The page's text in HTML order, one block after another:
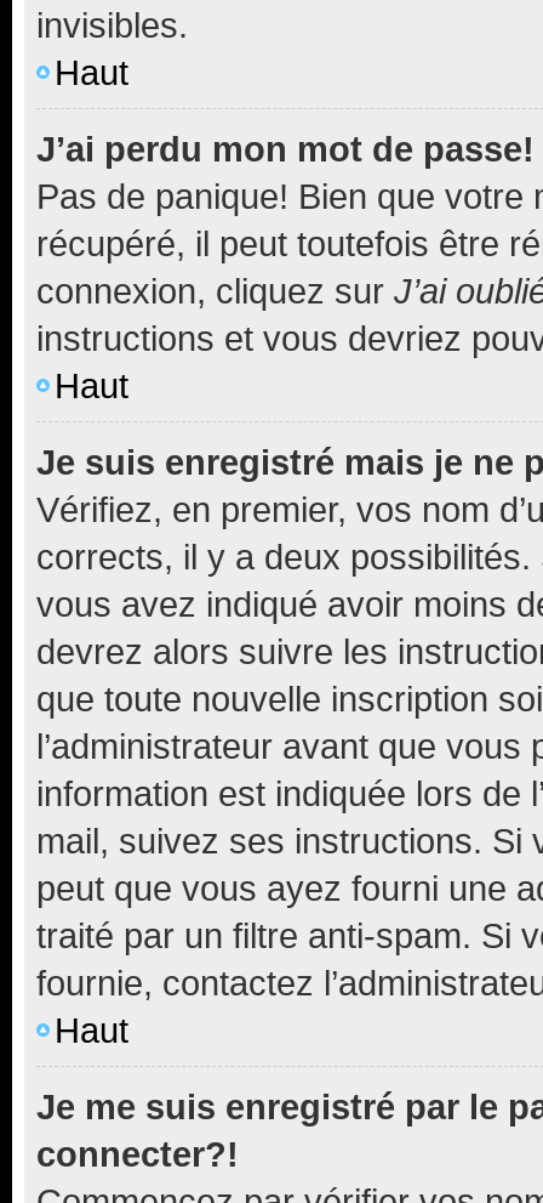
invisibles.
Haut
J’ai perdu mon mot de passe!
Pas de panique! Bien que
récupéré, il peut toutefois être
connexion, cliquez sur J’ai
instructions et vous devriez
Haut
Je suis enregistré mais je ne
Vérifiez, en premier, vos nom
corrects, il y a deux
vous avez indiqué avoir moins
devrez alors suivre les
que toute nouvelle inscription
l’administrateur avant que
information est indiquée lors de
mail, suivez ses instructions. Si
peut que vous ayez fourni une
traité par un filtre anti-spam. Si
fournie, contactez
Haut
Je me suis enregistré par le
connecter?!